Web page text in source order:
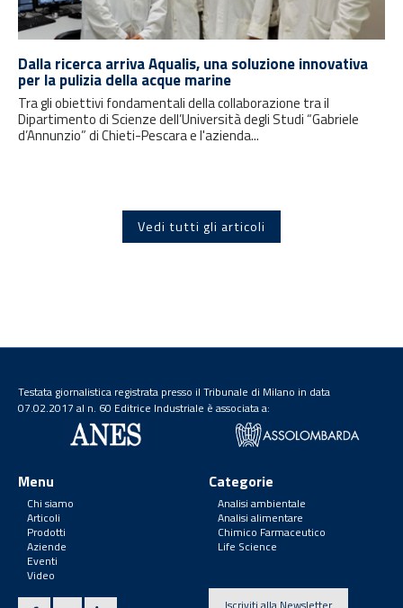
Dalla ricerca arriva Aqualis, una soluzione innovativa
per la pulizia della acque marine
Tra gli obiettivi fondamentali della collaborazione tra il
Dipartimento di Scienze dell’Università degli Studi “Gabriele
d’Annunzio” di Chieti-Pescara e l'azienda...
Vedi tutti gli articoli
Testata giornalistica registrata presso il Tribunale di Milano in data
07.02.2017 al n. 60 Editrice Industriale è associata a:
Menu
Chi siamo
Articoli
Prodotti
Aziende
Eventi
Video
Categorie
Analisi ambientale
Analisi alimentare
Chimico Farmaceutico
Life Science